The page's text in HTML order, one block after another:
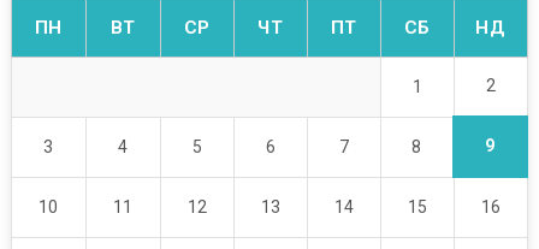
ПН ВТ СР ЧТ ПТ СБ НД
1 2
3 4 5 6 7 8 9
10 11 12 13 14 15 16